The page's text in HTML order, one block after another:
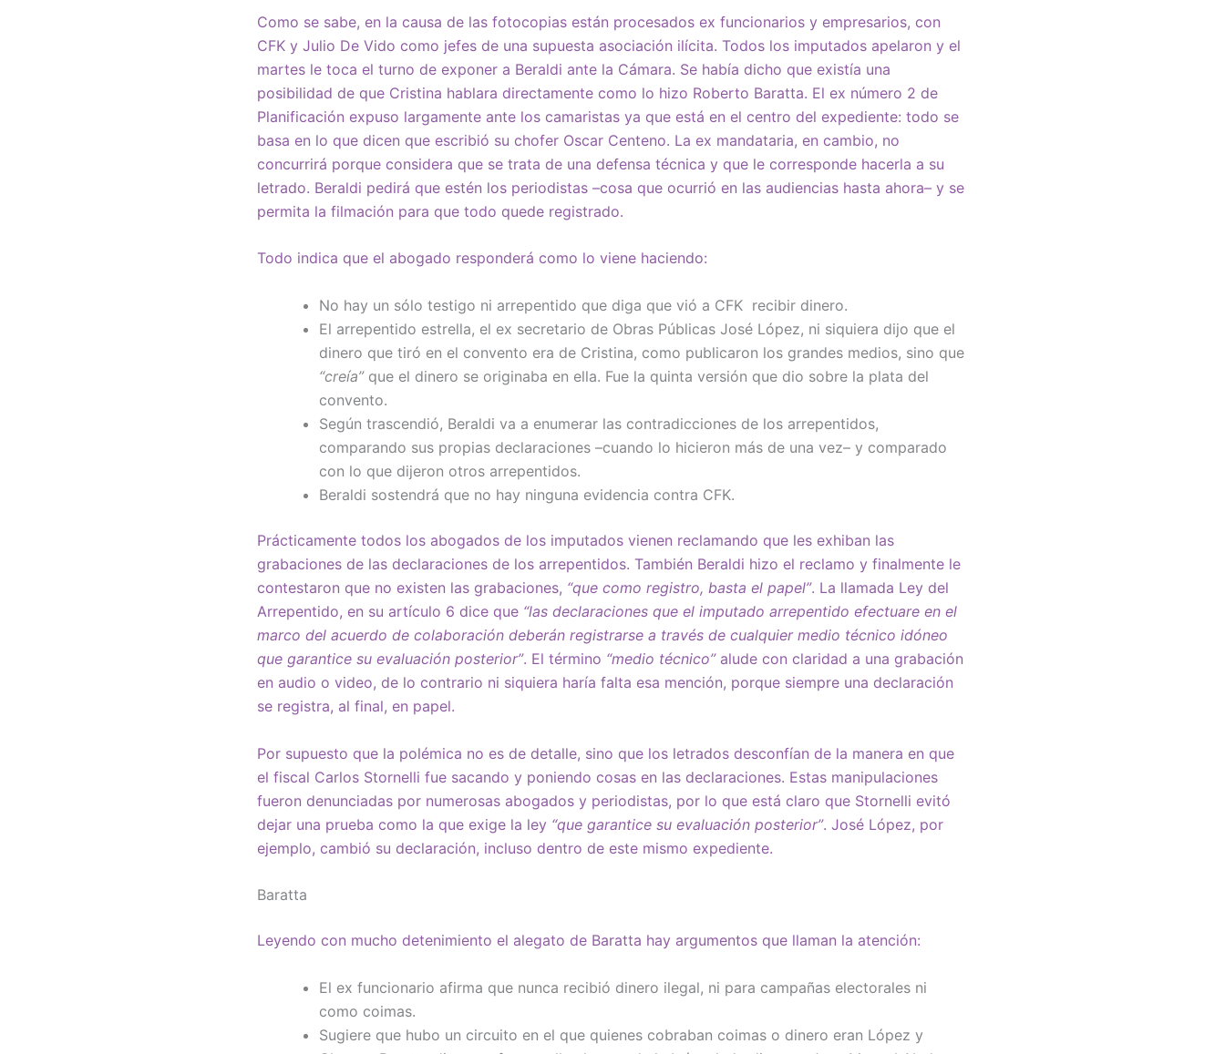
Como se sabe, en la causa de las fotocopias están procesados ex funcionarios y empresarios, con
CFK y Julio De Vido como jefes de una supuesta asociación ilícita. Todos los imputados apelaron y el
martes le toca el turno de exponer a Beraldi ante la Cámara. Se había dicho que existía una
posibilidad de que Cristina hablara directamente como lo hizo Roberto Baratta. El ex número 2 de
Planificación expuso largamente ante los camaristas ya que está en el centro del expediente: todo se
basa en lo que dicen que escribió su chofer Oscar Centeno. La ex mandataria, en cambio, no
concurrirá porque considera que se trata de una defensa técnica y que le corresponde hacerla a su
letrado. Beraldi pedirá que estén los periodistas –cosa que ocurrió en las audiencias hasta ahora– y se
permita la filmación para que todo quede registrado.
Todo indica que el abogado responderá como lo viene haciendo:
No hay un sólo testigo ni arrepentido que diga que vió a CFK recibir dinero.
El arrepentido estrella, el ex secretario de Obras Públicas José López, ni siquiera dijo que el
dinero que tiró en el convento era de Cristina, como publicaron los grandes medios, sino que
“creía”que el dinero se originaba en ella. Fue la quinta versión que dio sobre la plata del
convento.
Según trascendió, Beraldi va a enumerar las contradicciones de los arrepentidos,
comparando sus propias declaraciones –cuando lo hicieron más de una vez– y comparado
con lo que dijeron otros arrepentidos.
Beraldi sostendrá que no hay ninguna evidencia contra CFK.
Prácticamente todos los abogados de los imputados vienen reclamando que les exhiban las
grabaciones de las declaraciones de los arrepentidos. También Beraldi hizo el reclamo y finalmente le
contestaron que no existen las grabaciones, “que como registro, basta el papel”. La llamada Ley del
Arrepentido, en su artículo 6 dice que “las declaraciones que el imputado arrepentido efectuare en el
marco del acuerdo de colaboración deberán registrarse a través de cualquier medio técnico idóneo
que garantice su evaluación posterior”. El término “medio técnico”alude con claridad a una grabación
en audio o video, de lo contrario ni siquiera haría falta esa mención, porque siempre una declaración
se registra, al final, en papel.
Por supuesto que la polémica no es de detalle, sino que los letrados desconfían de la manera en que
el fiscal Carlos Stornelli fue sacando y poniendo cosas en las declaraciones. Estas manipulaciones
fueron denunciadas por numerosas abogados y periodistas, por lo que está claro que Stornelli evitó
dejar una prueba como la que exige la ley “que garantice su evaluación posterior”. José López, por
ejemplo, cambió su declaración, incluso dentro de este mismo expediente.
Baratta
Leyendo con mucho detenimiento el alegato de Baratta hay argumentos que llaman la atención:
El ex funcionario afirma que nunca recibió dinero ilegal, ni para campañas electorales ni
como coimas.
Sugiere que hubo un circuito en el que quienes cobraban coimas o dinero eran López y